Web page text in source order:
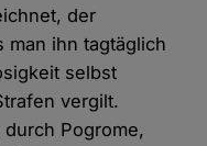
der
man ihn tagtäglich
selbst
vergilt.
Pogrome,